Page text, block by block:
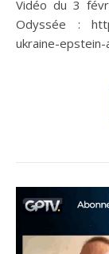
Vidéo du 3
Odyssée :
ukraine-epstein-